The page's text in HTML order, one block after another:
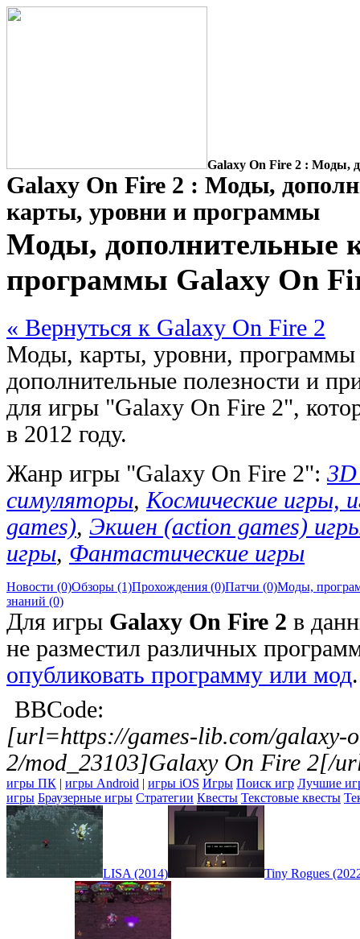
Galaxy On Fire 2 : Моды,
Galaxy On Fire 2 : Моды,
карты, уровни и программы
Моды, дополнительные
программы Galaxy On
« Вернуться к Galaxy On Fire 2
Моды, карты, уровни, программы
дополнительные полезности и
для игры "Galaxy On Fire 2",
в 2012 году.
Жанр игры "Galaxy On Fire 2":
симуляторы, Космические игры,
games), Экшен (action games)
игры, Фантастические игры
Новости (0)Обзоры (1)Прохождения (0)Патчи (0)Моды,
знаний (0)
Для игры Galaxy On Fire 2 в
не разместил различных
опубликовать программу или мод.
BBCode:
[url=https://games-lib.com/galaxy-
2/mod_23103]Galaxy On Fire 2[/
игры ПК | игры Android | игры iOS Игры Поиск игр Лучшие
игры Браузерные игры Стратегии Квесты Текстовые квесты
LISA (2014) Tiny Rogues